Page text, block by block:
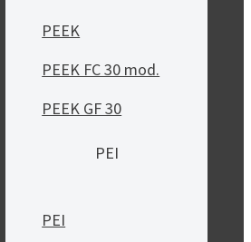
PEEK
PEEK FC 30 mod.
PEEK GF 30
PEI
PEI